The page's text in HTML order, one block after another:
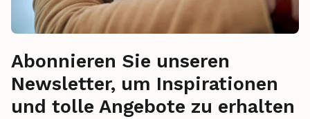
Abonnieren Sie unseren
Newsletter, um Inspirationen
und tolle Angebote zu erhalten